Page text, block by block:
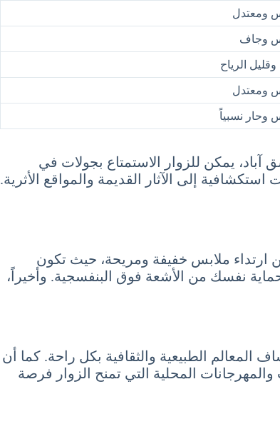
ومعتدل
وجاف
الرياح
ومعتدل
نسبياً
يمكن للزوار الاستمتاع بجولات في
إلى الآثار القديمة والمواقع الأثرية.
ارتداء ملابس خفيفة ومريحة، حيث تكون
نفسك من الأشعة فوق البنفسجية. وأخيراً،
المعالم الطبيعية والثقافية بكل راحة. كما أن
المحلية التي تمنح الزوار فرصة